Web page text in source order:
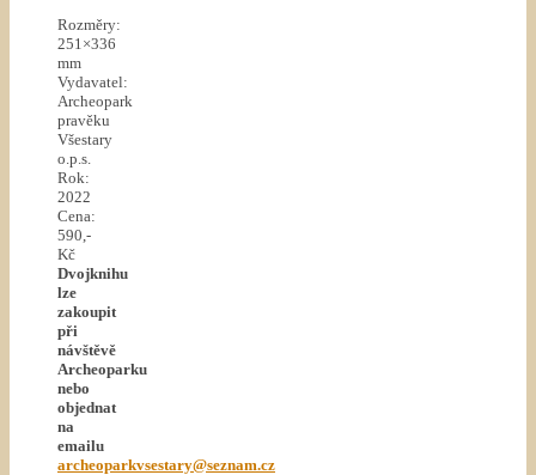
Rozměry:
251×336
mm
Vydavatel:
Archeopark
pravěku
Všestary
o.p.s.
Rok:
2022
Cena:
590,-
Kč
Dvojknihu
lze
zakoupit
při
návštěvě
Archeoparku
nebo
objednat
na
emailu
archeoparkvsestary@seznam.cz